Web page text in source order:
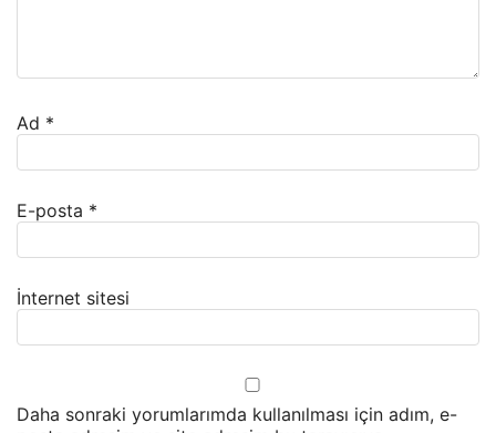
Ad *
E-posta *
İnternet sitesi
Daha sonraki yorumlarımda kullanılması için adım, e-